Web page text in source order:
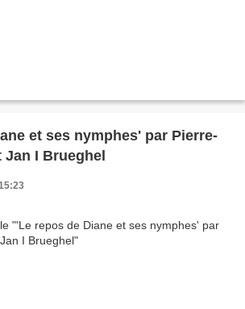
et ses nymphes' par Pierre-
Jan I Brueghel